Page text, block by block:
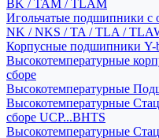
BK / TAM / TLAM
Игольчатые подшипники
NK / NKS / TA / TLA /
Корпусные подшипники Y-
Высокотемпературные
сборе
Высокотемпературные
Высокотемпературные
сборе UCP...BHTS
Высокотемпературные